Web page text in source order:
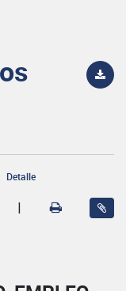
Detalle
|